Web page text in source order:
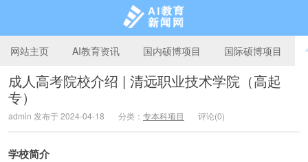
网站主页 AI教育资讯 国内硕博项目 国际硕博项目
成人高考院校介绍 | 清远职业技术学院（高起
专）
admin 发布于 2024-04-18 分类： 专本科项目 评论(0)
学校简介